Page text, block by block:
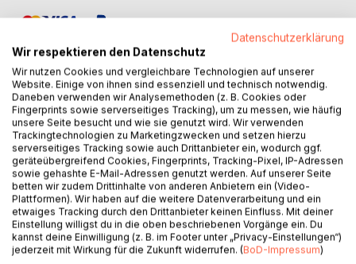
BESCHREIBUNG
Zauberblüte -
Ist der zweite Band dieser Reihe "Lyrische Weiten", welche
der Autor nun veröffentlicht.
Bereits im Winter 2022 war der erste Band erschienen und
im Frühjahr folgt nun der weitere Band.
Der Autor verwendet eine lebendige und vielseitige
Datenschutzerklärung
Wir respektieren den Datenschutz
Wir nutzen Cookies und vergleichbare Technologien auf unserer
Website. Einige von ihnen sind essenziell und technisch notwendig.
Daneben verwenden wir Analysemethoden (z. B. Cookies oder
Fingerprints sowie serverseitiges Tracking), um zu messen, wie häufig
unsere Seite besucht und wie sie genutzt wird. Wir verwenden
Trackingtechnologien zu Marketingzwecken und setzen hierzu
serverseitiges Tracking sowie auch Drittanbieter ein, wodurch ggf.
geräteübergreifend Cookies, Fingerprints, Tracking-Pixel, IP-Adressen
sowie gehashte E-Mail-Adressen genutzt werden. Auf unserer Seite
betten wir zudem Drittinhalte von anderen Anbietern ein (Video-
Plattformen). Wir haben auf die weitere Datenverarbeitung und ein
etwaiges Tracking durch den Drittanbieter keinen Einfluss. Mit deiner
Einstellung willigst du in die oben beschriebenen Vorgänge ein. Du
kannst deine Einwilligung (z. B. im Footer unter „Privacy-Einstellungen“)
jederzeit mit Wirkung für die Zukunft widerrufen. (BoD-Impressum)